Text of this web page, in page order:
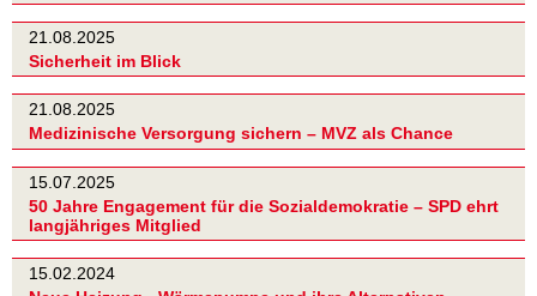
21.08.2025
Sicherheit im Blick
21.08.2025
Medizinische Versorgung sichern – MVZ als Chance
15.07.2025
50 Jahre Engagement für die Sozialdemokratie – SPD ehrt
langjähriges Mitglied
15.02.2024